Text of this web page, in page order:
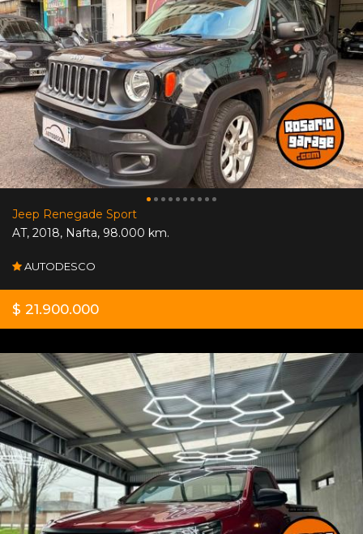
Jeep Renegade Sport
AT, 2018, Nafta, 98.000 km.
AUTODESCO
$ 21.900.000